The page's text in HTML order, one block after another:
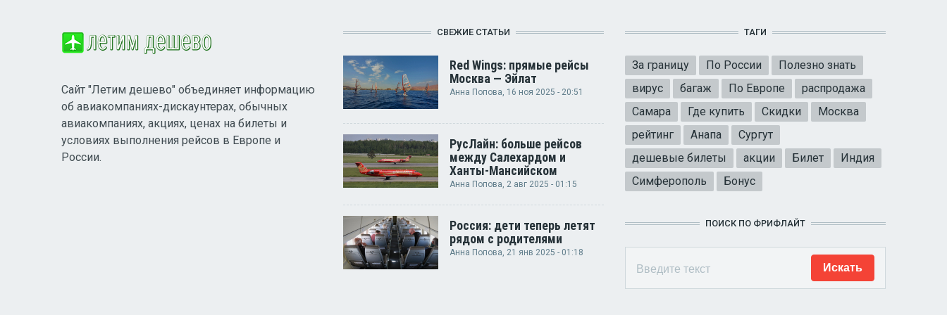
Сайт "Летим дешево" объединяет информацию
об авиакомпаниях-дискаунтерах, обычных
авиакомпаниях, акциях, ценах на билеты и
условиях выполнения рейсов в Европе и
России.
СВЕЖИЕ СТАТЬИ
Red Wings: прямые рейсы
Москва — Эйлат
Анна Попова, 16 ноя 2025 - 20:51
РусЛайн: больше рейсов
между Салехардом и
Ханты-Мансийском
Анна Попова, 2 авг 2025 - 01:15
Россия: дети теперь летят
рядом с родителями
Анна Попова, 21 янв 2025 - 01:18
ТАГИ
За границу По России
Полезно знать
вирус
багаж По Европе
распродажа
Самара
Где купить Скидки
Москва
рейтинг
Анапа
Сургут
дешевые билеты
акции Билет
Индия
Симферополь
Бонус
ПОИСК ПО ФРИФЛАЙТ